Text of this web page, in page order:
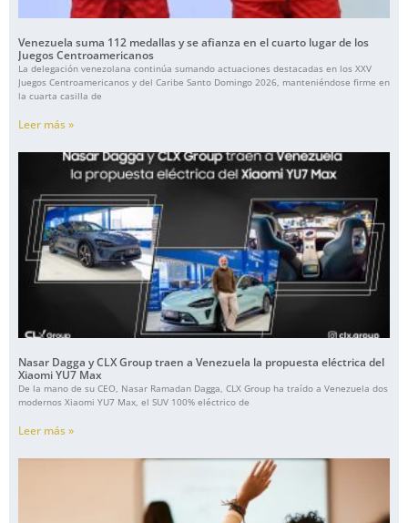
Venezuela suma 112 medallas y se afianza en el cuarto lugar de los
Juegos Centroamericanos
La delegación venezolana continúa sumando actuaciones destacadas en los XXV
Juegos Centroamericanos y del Caribe Santo Domingo 2026, manteniéndose firme en
la cuarta casilla de
Leer más »
Nasar Dagga y CLX Group traen a Venezuela la propuesta eléctrica del
Xiaomi YU7 Max
De la mano de su CEO, Nasar Ramadan Dagga, CLX Group ha traído a Venezuela dos
modernos Xiaomi YU7 Max, el SUV 100% eléctrico de
Leer más »